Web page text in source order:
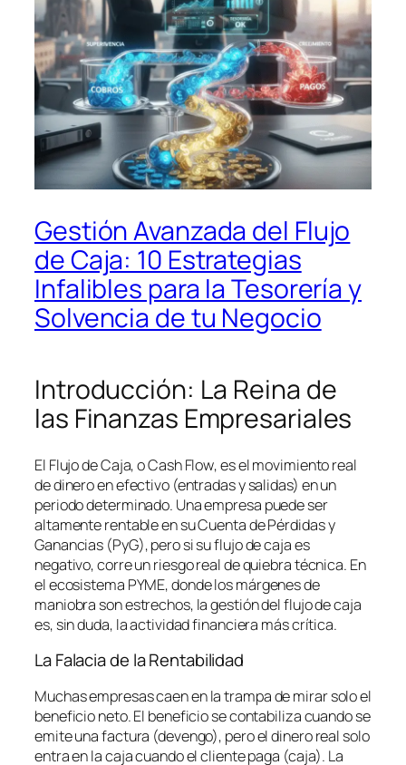
Gestión Avanzada del Flujo
de Caja: 10 Estrategias
Infalibles para la Tesorería y
Solvencia de tu Negocio
Introducción: La Reina de
las Finanzas Empresariales
El Flujo de Caja, oCash Flow, es el movimiento real
de dinero en efectivo (entradas y salidas) en un
periodo determinado. Una empresa puede ser
altamente rentable en su Cuenta de Pérdidas y
Ganancias (PyG), pero si su flujo de caja es
negativo, corre un riesgo real de quiebra técnica. En
el ecosistema PYME, donde los márgenes de
maniobra son estrechos, la gestión del flujo de caja
es, sin duda, la actividad financiera más crítica.
La Falacia de la Rentabilidad
Muchas empresas caen en la trampa de mirar solo el
beneficio neto. El beneficio se contabiliza cuando se
emite una factura (devengo), pero el dinero real solo
entra en la caja cuando el cliente paga (caja). La